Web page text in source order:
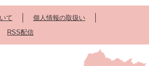
て
個人情報の取扱い
RSS配信